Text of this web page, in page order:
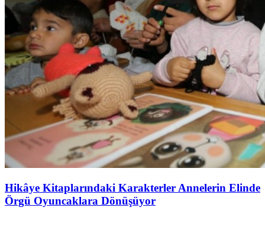
Hikâye Kitaplarındaki Karakterler Annelerin Elinde
Örgü Oyuncaklara Dönüşüyor